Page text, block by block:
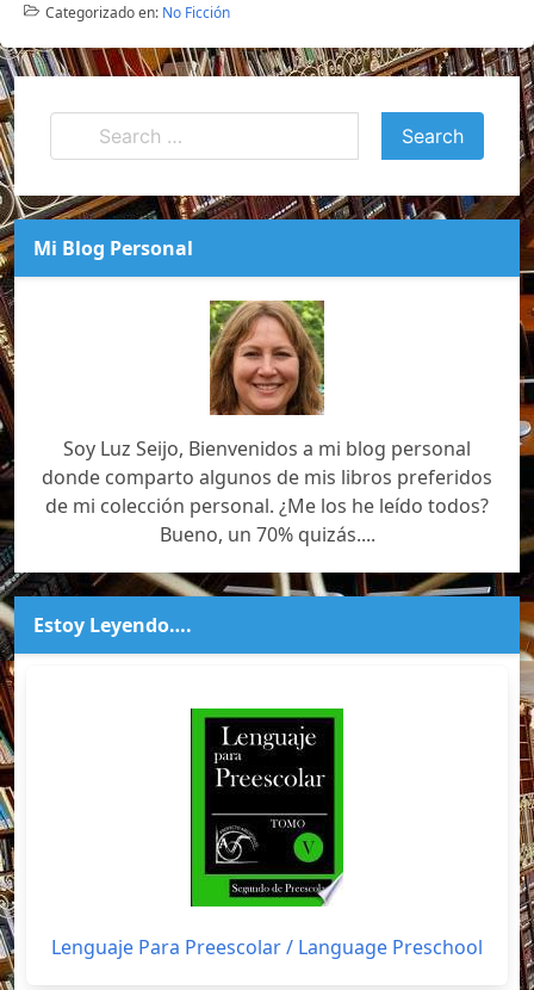
Categorizado en: No Ficción
Mi Blog Personal
Soy Luz Seijo, Bienvenidos a mi blog personal
donde comparto algunos de mis libros preferidos
de mi colección personal. ¿Me los he leído todos?
Bueno, un 70% quizás....
Estoy Leyendo….
Lenguaje Para Preescolar / Language Preschool